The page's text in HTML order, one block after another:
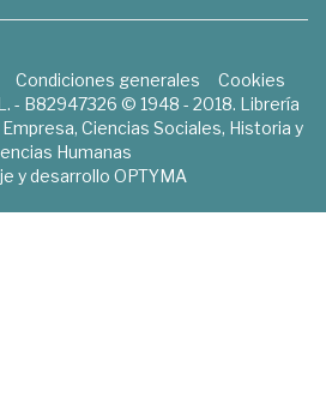
Condiciones generales
Cookies
- B82947326 © 1948 - 2018. Librería
Ciencias Sociales, Historia y
Humanas
y desarrollo OPTYMA